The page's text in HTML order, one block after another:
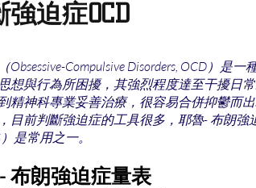
強迫症OCD
Obsessive-Compulsive Disorders, OCD）
想與行為所困擾，其強烈程度達至干擾日
精神科專業妥善治療，很容易合併抑鬱而
目前判斷強迫症的工具很多，耶魯- 布朗強迫
是常用之一。
布朗強迫症量表